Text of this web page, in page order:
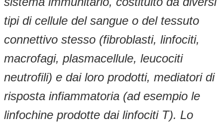
tipi di cellule del sangue o del tessuto
connettivo stesso (fibroblasti, linfociti,
macrofagi, plasmacellule, leucociti
neutrofili) e dai loro prodotti, mediatori di
risposta infiammatoria (ad esempio le
linfochine prodotte dai linfociti T). Lo